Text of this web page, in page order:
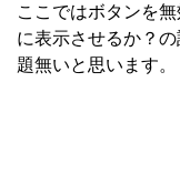
ここではボタンを
に表示させるか？
題無いと思います。